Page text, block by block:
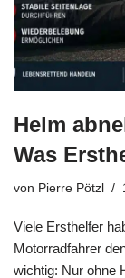
Helm
Was
von Pierre Pötzl
Viele Ersthelfer
Motorradfahrer
wichtig: Nur ohne